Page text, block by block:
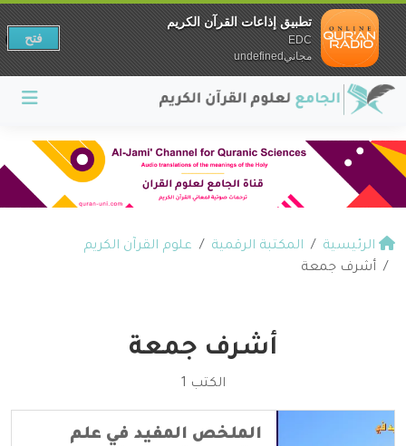
الرئيسية المكتبة الرقمية
علوم القرآن الكريم
أشرف جمعة
أشرف جمعة
الكتب 1
الملخص المفيد في علم
تطبيق إذاعات القرآن الكريم
EDC
مجانيundefined
فتح